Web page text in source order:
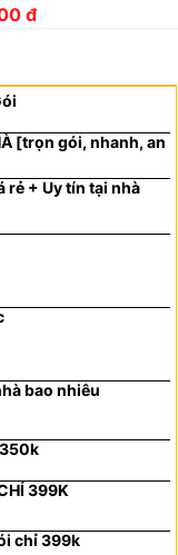
đ
[trọn gói, nhanh, an
rẻ + Uy tín tại nhà
bao nhiêu
399K
chỉ 399k